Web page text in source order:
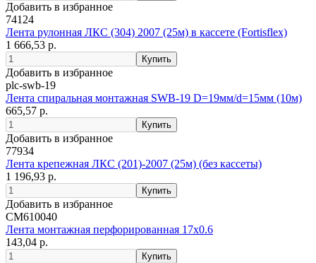
Добавить в избранное
74124
Лента рулонная ЛКС (304) 2007 (25м) в кассете (Fortisflex)
1 666,53 р.
Добавить в избранное
plc-swb-19
Лента спиральная монтажная SWB-19 D=19мм/d=15мм (10м)
665,57 р.
Добавить в избранное
77934
Лента крепежная ЛКС (201)-2007 (25м) (без кассеты)
1 196,93 р.
Добавить в избранное
CM610040
Лента монтажная перфорированная 17х0.6
143,04 р.